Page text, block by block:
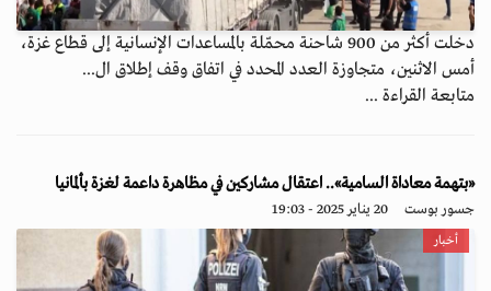
دخلت أكثر من 900 شاحنة محمّلة بالمساعدات الإنسانية إلى قطاع غزة،
أمس الاثنين، متجاوزة العدد المحدد في اتفاق وقف إطلاق ال...
متابعة القراءة ...
«بتهمة معاداة السامية».. اعتقال مشاركين في مظاهرة داعمة لغزة بألمانيا
جسور بوست 20 يناير 2025 - 19:03
أخبار